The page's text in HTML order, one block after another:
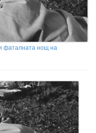
фаталната нощ на